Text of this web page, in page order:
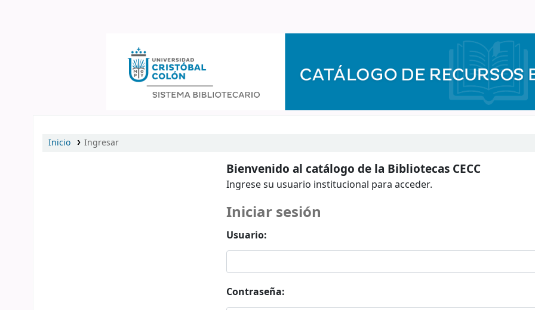
Inicio Ingresar
Bienvenido al catálogo de la Bibliotecas CECC
Ingrese su usuario institucional para acceder.
Iniciar sesión
Usuario:
Contraseña: